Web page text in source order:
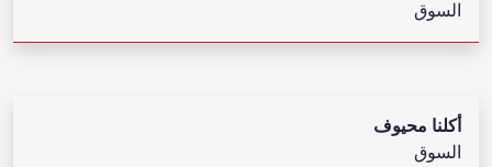
السوق
أكلنا محيوف
السوق